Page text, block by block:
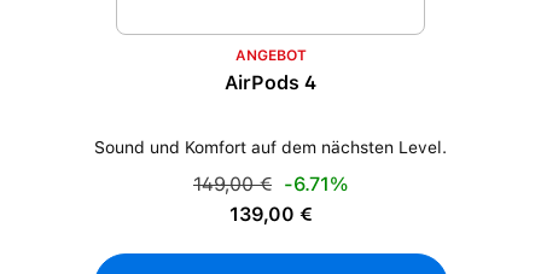
ANGEBOT
AirPods 4
Sound und Komfort auf dem nächsten Level.
Verkaufspreis:
Regulärer Preis:
149,00 € -6.71%
139,00 €